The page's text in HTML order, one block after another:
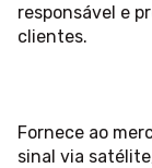
responsável e
clientes.
Fornece ao
sinal via